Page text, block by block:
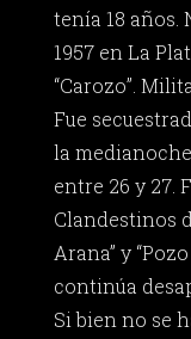
tenía 18 años.
1957 en La
“Carozo”.
Fue
la
entre 26 y 27.
Clandestinos
Arana” y
continúa
Si bien no se